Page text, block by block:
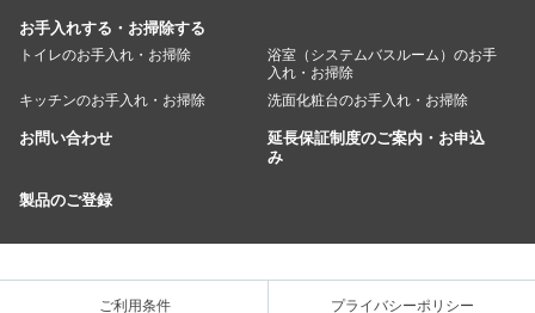
お手入れする・お掃除する
トイレのお手入れ・お掃除
浴室（システムバスルーム）のお手
入れ・お掃除
キッチンのお手入れ・お掃除
洗面化粧台のお手入れ・お掃除
お問い合わせ
延長保証制度のご案内・お申込
み
製品のご登録
ご利用条件 プライバシーポリシー